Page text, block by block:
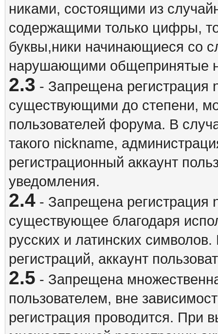
никами, состоящими из
содержащими только цифры,
буквы,ники начинающиеся со
нарушающими общепринятые
2.3 - Запрещена регистрация
существующими до степени,
пользователей форума. В
такого nickname,
регистрационный аккаунт
уведомления.
2.4- Запрещена регистрация
существующее благодаря
русских и латинских
регистраций, аккаунт
2.5 - Запрещена
пользователем, вне
регистрация проводится. При